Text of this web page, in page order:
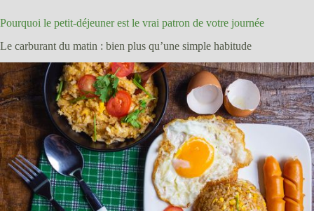
Pourquoi le petit-déjeuner est le vrai patron de votre journée
Le carburant du matin : bien plus qu’une simple habitude